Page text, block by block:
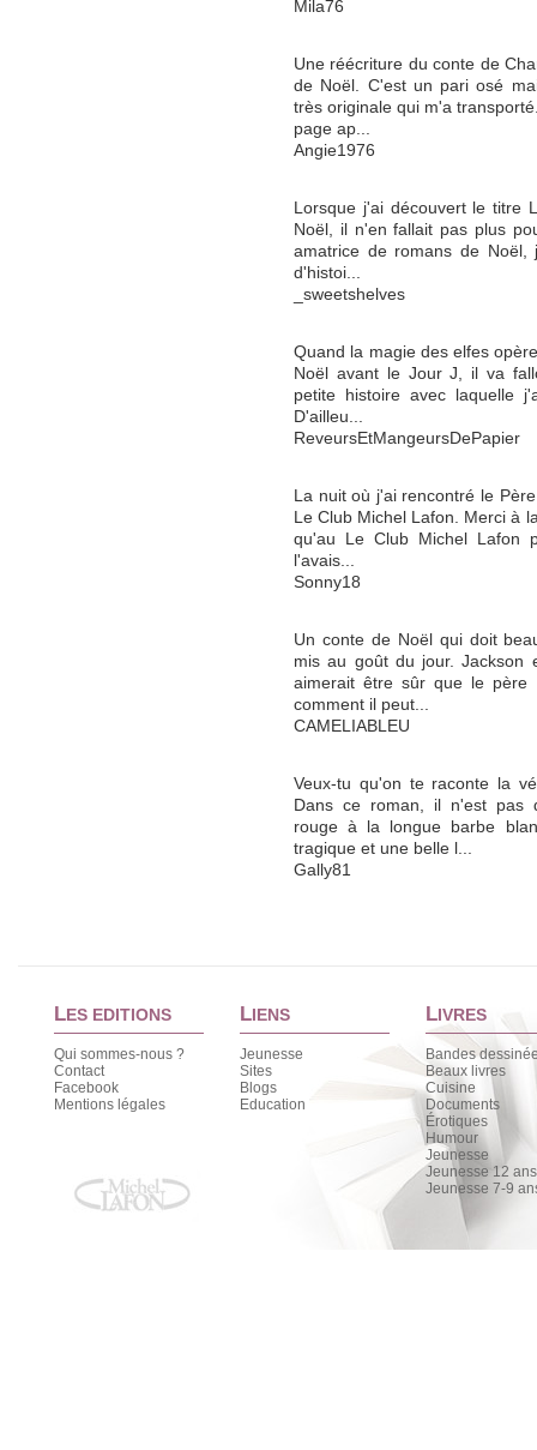
Mila76
Une réécriture du conte de
de Noël. C'est un pari osé
très originale qui m'a
page ap...
Angie1976
Lorsque j'ai découvert le titre
Noël, il n'en fallait pas plus
amatrice de romans de
d'histoi...
_sweetshelves
Quand la magie des elfes
Noël avant le Jour J, il va
petite histoire avec laquelle
D'ailleu...
ReveursEtMangeursDePapier
La nuit où j'ai rencontré le
Le Club Michel Lafon. Merci à
qu'au Le Club Michel Lafon
l'avais...
Sonny18
Un conte de Noël qui doit
mis au goût du jour. Jackson
aimerait être sûr que le père
comment il peut...
CAMELIABLEU
Veux-tu qu'on te raconte la
Dans ce roman, il n'est pas
rouge à la longue barbe
tragique et une belle l...
Gally81
LES EDITIONS
Qui sommes-nous ?
Contact
Facebook
Mentions légales
LIENS
Jeunesse
Sites
Blogs
Education
LIVRES
Bandes
Beaux livres
Cuisine
Documents
Érotiques
Humour
Jeunesse
Jeunesse 12
Jeunesse 7-9